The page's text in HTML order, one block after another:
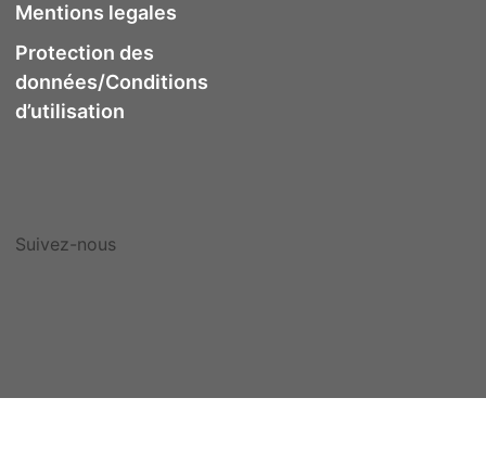
Mentions legales
Protection des
données/Conditions
d’utilisation
Suivez-nous